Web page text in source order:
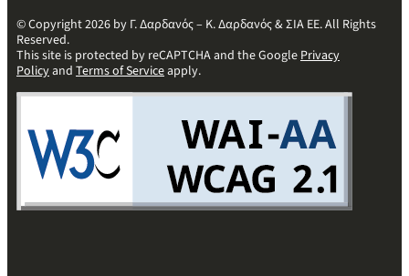
© Copyright 2026 by Γ. Δαρδανός – Κ. Δαρδανός & ΣΙΑ ΕΕ. All Rights
Reserved.
This site is protected by reCAPTCHA and the GooglePrivacy
Policyand Terms of Serviceapply.